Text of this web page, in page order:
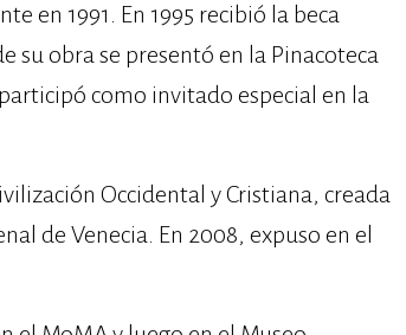
en 1991. En 1995 recibió la beca
su obra se presentó en la Pinacoteca
como invitado especial en la
Occidental y Cristiana, creada
de Venecia. En 2008, expuso en el